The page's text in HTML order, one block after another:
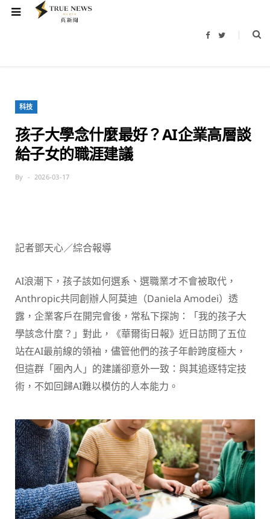
F
b
T
t
科技
孩子大學念什麼最好？AI企業高層談
給子女的職涯建議
By 2026-03-17
記者鄧天心／綜合報導
AI浪潮下，孩子該如何選系、選職業才不會被取代，
Anthropic共同創辦人阿莫迪（Daniela Amodei）透
露，企業客戶在開完會後，常私下探詢：「我的孩子大
學該念什麼？」對此，《華爾街日報》近日訪問了五位
站在AI最前線的領袖，儘管他們的孩子年齡跨度極大，
但這群「圈內人」的建議卻意外一致：與其追逐特定技
術，不如回歸AI難以模仿的人本能力。